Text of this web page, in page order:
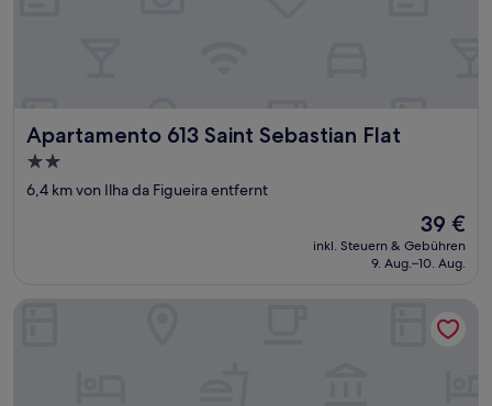
Apartamento 613 Saint Sebastian Flat
Apartamento 613 Saint Sebastian Flat
2.0-
Sterne-
6,4 km von Ilha da Figueira entfernt
Der
Preis
beträgt
39 €
inkl. Steuern & Gebühren
9. Aug.–10. Aug.